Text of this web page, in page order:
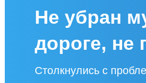
Не убран
дороге, не
Столкнулись с